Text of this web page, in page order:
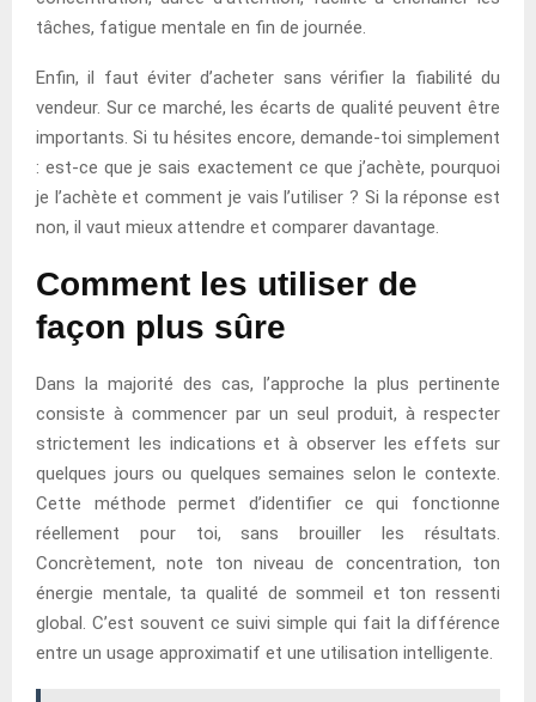
tâches, fatigue mentale en fin de journée.
Enfin, il faut éviter d’acheter sans vérifier la fiabilité du
vendeur. Sur ce marché, les écarts de qualité peuvent être
importants. Si tu hésites encore, demande-toi simplement
: est-ce que je sais exactement ce que j’achète, pourquoi
je l’achète et comment je vais l’utiliser ? Si la réponse est
non, il vaut mieux attendre et comparer davantage.
Comment les utiliser de
façon plus sûre
Dans la majorité des cas, l’approche la plus pertinente
consiste à commencer par un seul produit, à respecter
strictement les indications et à observer les effets sur
quelques jours ou quelques semaines selon le contexte.
Cette méthode permet d’identifier ce qui fonctionne
réellement pour toi, sans brouiller les résultats.
Concrètement, note ton niveau de concentration, ton
énergie mentale, ta qualité de sommeil et ton ressenti
global. C’est souvent ce suivi simple qui fait la différence
entre un usage approximatif et une utilisation intelligente.